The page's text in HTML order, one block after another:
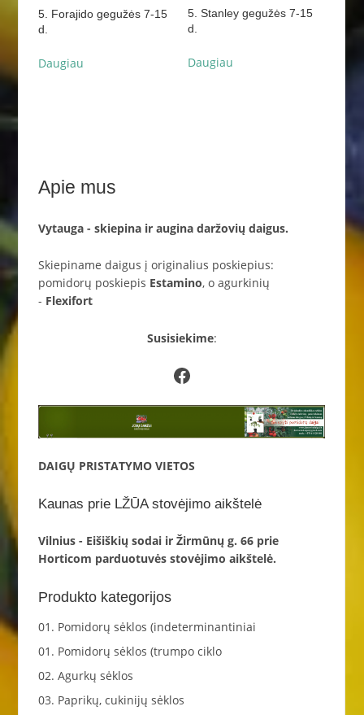
5. Forajido gegužės 7-15
d.
Daugiau
5. Stanley gegužės 7-15
d.
Daugiau
Apie mus
Vytauga - skiepina ir augina daržovių daigus.
Skiepiname daigus į originalius poskiepius:
pomidorų poskiepis Estamino, o agurkinių
- Flexifort
Susisiekime:
Facebook
DAIGŲ PRISTATYMO VIETOS
Kaunas prie LŽŪA stovėjimo aikštelė
Vilnius - Eišiškių sodai ir Žirmūnų g. 66 prie
Horticom parduotuvės stovėjimo aikštelė.
Produkto kategorijos
01. Pomidorų sėklos (indeterminantiniai
01. Pomidorų sėklos (trumpo ciklo
02. Agurkų sėklos
03. Paprikų, cukinijų sėklos